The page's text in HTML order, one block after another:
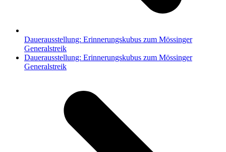
Dauerausstellung: Erinnerungskubus zum Mössinger
Generalstreik
Nächster
Beitrag:
Dauerausstellung: Erinnerungskubus zum Mössinger
Generalstreik